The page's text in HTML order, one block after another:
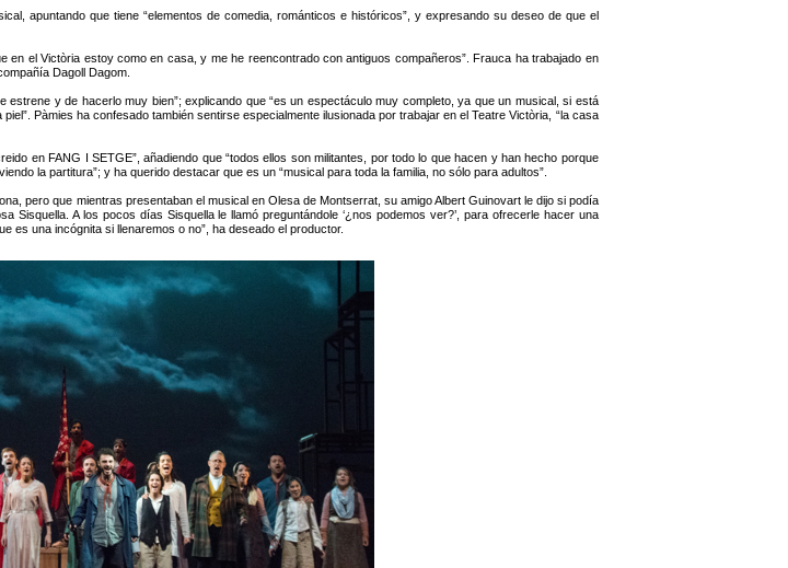
apuntando que tiene “elementos de comedia, románticos e históricos”, y expresando su deseo de que el
el Victòria estoy como en casa, y me he reencontrado con antiguos compañeros”. Frauca ha trabajado en
Dagoll Dagom.
y de hacerlo muy bien”; explicando que “es un espectáculo muy completo, ya que un musical, si está
Pàmies ha confesado también sentirse especialmente ilusionada por trabajar en el Teatre Victòria, “la casa
en FANG I SETGE”, añadiendo que “todos ellos son militantes, por todo lo que hacen y han hecho porque
la partitura”; y ha querido destacar que es un “musical para toda la familia, no sólo para adultos”.
pero que mientras presentaban el musical en Olesa de Montserrat, su amigo Albert Guinovart le dijo si podía
A los pocos días Sisquella le llamó preguntándole ‘¿nos podemos ver?’, para ofrecerle hacer una
es una incógnita si llenaremos o no”, ha deseado el productor.